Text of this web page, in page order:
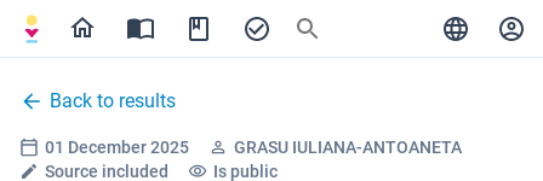
Back to results
01 December 2025
GRASU IULIANA-ANTOANETA
Source included
Is public